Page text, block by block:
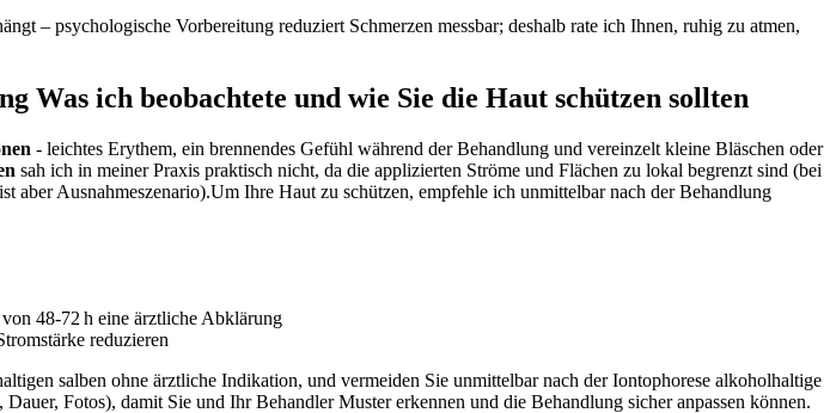
– psychologische Vorbereitung reduziert Schmerzen messbar; ‌deshalb⁢ rate ich Ihnen, ruhig zu ⁤atmen,
Was​ ich⁤ beobachtete und wie ‌Sie die Haut⁤ schützen​ sollten
-⁢ leichtes Erythem, ​ein brennendes⁤ Gefühl während der Behandlung und vereinzelt kleine Bläschen oder
‌sah ich in‍ meiner ‍Praxis ⁢praktisch nicht,⁢ da‍ die ‍applizierten Ströme und Flächen zu ‌lokal begrenzt⁢ sind (bei
Ausnahmeszenario).Um Ihre Haut zu⁤ schützen, empfehle ich unmittelbar nach der Behandlung
48-72 h‌ eine ärztliche Abklärung
reduzieren
salben ohne ⁢ärztliche Indikation, und vermeiden Sie unmittelbar⁤ nach der ​Iontophorese alkoholhaltige
Fotos), damit Sie ⁤und Ihr Behandler Muster erkennen und die Behandlung sicher anpassen ⁢können.